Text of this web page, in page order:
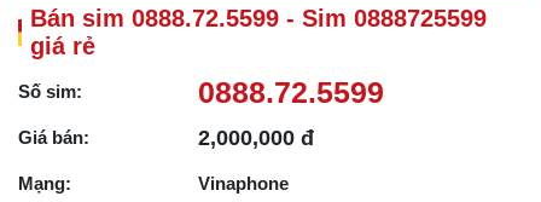
Bán sim 0888.72.5599 - Sim 0888725599
giá rẻ
Số sim: 0888.72.5599
Giá bán: 2,000,000 đ
Mạng: Vinaphone